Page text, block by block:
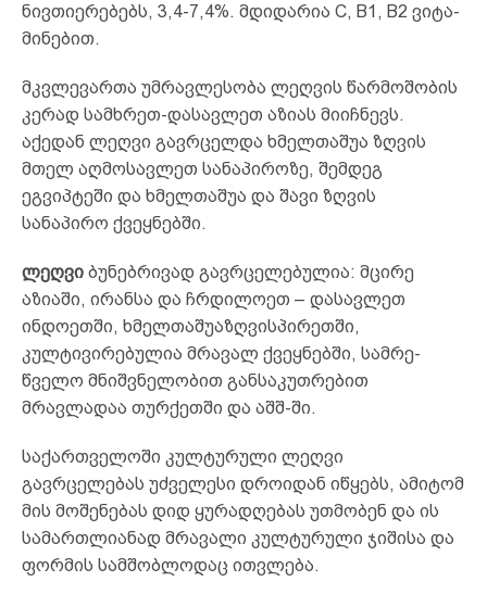
ნივთიერებებს, 3,4-7,4%. მდიდარია C, B1, B2 ვიტა­
მინებით.
მკვლევართა უმრავლესობა ლეღვის წარმოშობის
კერად სამხრეთ-დასავლეთ აზიას მიიჩ­­­ნევს.
აქედან ლეღვი გავრ­ცელდა ხმელთაშუა ზღვის
მთელ აღმო­სავლეთ სანაპიროზე, შემ­დეგ
ეგვიპტეში და ხმელთაშუა და შავი ზღვის
სანაპირო ქვეყნებში.
ლეღვი ბუნებრივად გავრცელებულია: მცირე
აზიაში, ირან­სა და ჩრდილოეთ – დასავლეთ
ინდოეთ­ში, ხმელ­თა­შუა­ზღ­ვის­პირეთში,
კულტივირებულია მრავალ ქვეყ­ნებში, სამ­რე­
წველო მნიშვნელობით განსაკუთრებით
მრავლადაა თურ­ქეთში და აშშ-ში.
საქართველოში კულტურული ლეღვი
გავრცელებას უძვე­ლე­სი დროიდან იწყებს, ამიტომ
მის მოშენებას დიდ ყუ­რად­ღებას უთმობენ და ის
სამართლიანად მრავალი კულ­ტუ­რუ­ლი ჯიშისა და
ფორმის სამშობლოდაც ითვლება.